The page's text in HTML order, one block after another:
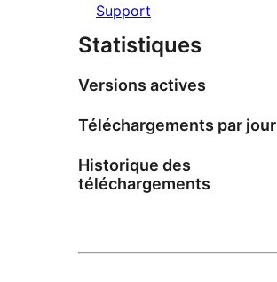
Support
Statistiques
Versions actives
Téléchargements par jour
Historique des
téléchargements